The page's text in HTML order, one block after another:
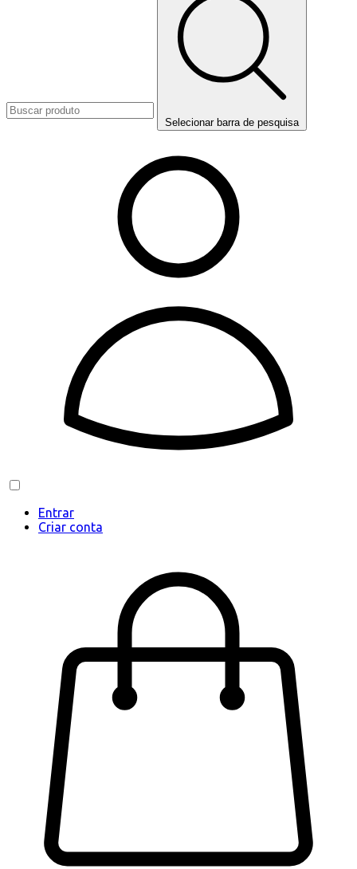
Selecionar barra de pesquisa
Entrar
Criar conta